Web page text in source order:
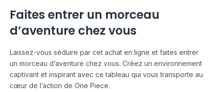
Faites entrer un morceau
d’aventure chez vous
Laissez-vous séduire par cet achat en ligne et faites entrer
un morceau d’aventure chez vous. Créez un environnement
captivant et inspirant avec ce tableau qui vous transporte au
cœur de l’action de One Piece.